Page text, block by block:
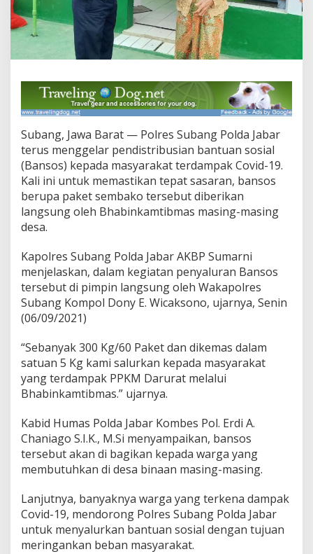
i
n
a
m
i
b
m
a
s
a
g
i
-
B
a
B
a
n
s
o
e
m
b
a
k
K
e
R
u
m
h
a
r
g
Subang, Jawa Barat — Polres Subang Polda Jabar
terus menggelar pendistribusian bantuan sosial
(Bansos) kepada masyarakat terdampak Covid-19.
Kali ini untuk memastikan tepat sasaran, bansos
berupa paket sembako tersebut diberikan
langsung oleh Bhabinkamtibmas masing-masing
desa.
Kapolres Subang Polda Jabar AKBP Sumarni
menjelaskan, dalam kegiatan penyaluran Bansos
tersebut di pimpin langsung oleh Wakapolres
Subang Kompol Dony E. Wicaksono, ujarnya, Senin
(06/09/2021)
“Sebanyak 300 Kg/60 Paket dan dikemas dalam
satuan 5 Kg kami salurkan kepada masyarakat
yang terdampak PPKM Darurat melalui
Bhabinkamtibmas.” ujarnya.
Kabid Humas Polda Jabar Kombes Pol. Erdi A.
Chaniago S.I.K., M.Si menyampaikan, bansos
tersebut akan di bagikan kepada warga yang
membutuhkan di desa binaan masing-masing.
Lanjutnya, banyaknya warga yang terkena dampak
Covid-19, mendorong Polres Subang Polda Jabar
untuk menyalurkan bantuan sosial dengan tujuan
meringankan beban masyarakat.